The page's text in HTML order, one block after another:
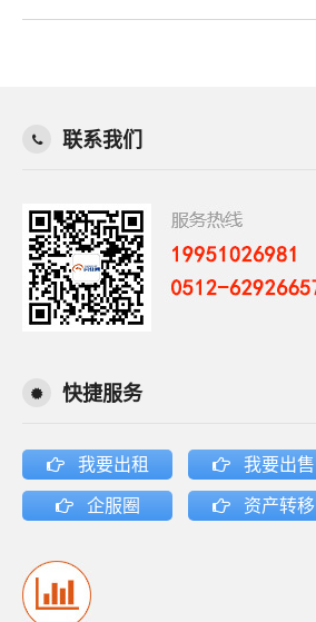
联系我们
快捷服务
我要出租 我要出售
企服圈 资产转移